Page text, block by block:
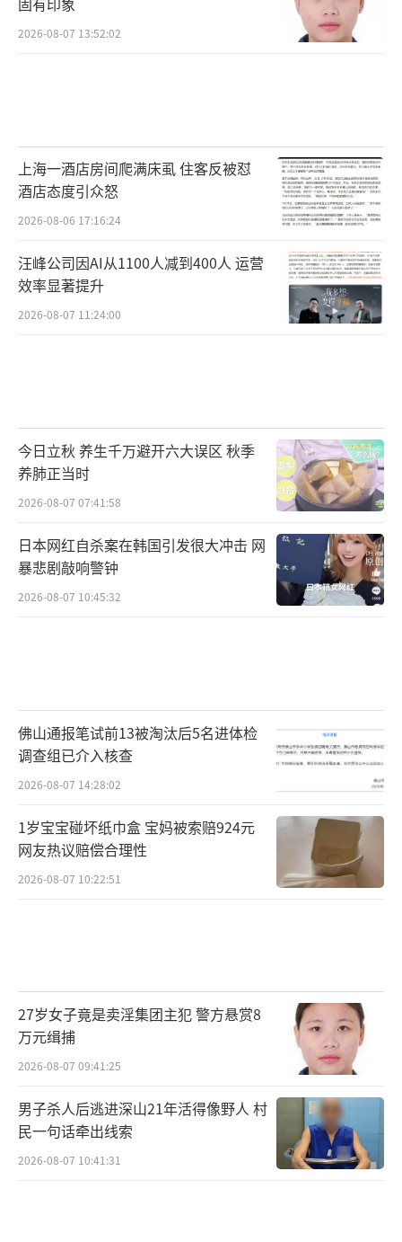
2026-08-07 13:52:02
上海一酒店房间爬满床虱 住客反被怼
酒店态度引众怒
2026-08-06 17:16:24
汪峰公司因AI从1100人减到400人 运营
效率显著提升
2026-08-07 11:24:00
今日立秋 养生千万避开六大误区 秋季
养肺正当时
2026-08-07 07:41:58
日本网红自杀案在韩国引发很大冲击 网
暴悲剧敲响警钟
2026-08-07 10:45:32
佛山通报笔试前13被淘汰后5名进体检
调查组已介入核查
2026-08-07 14:28:02
1岁宝宝碰坏纸巾盒 宝妈被索赔924元
网友热议赔偿合理性
2026-08-07 10:22:51
27岁女子竟是卖淫集团主犯 警方悬赏8
万元缉捕
2026-08-07 09:41:25
男子杀人后逃进深山21年活得像野人 村
民一句话牵出线索
2026-08-07 10:41:31